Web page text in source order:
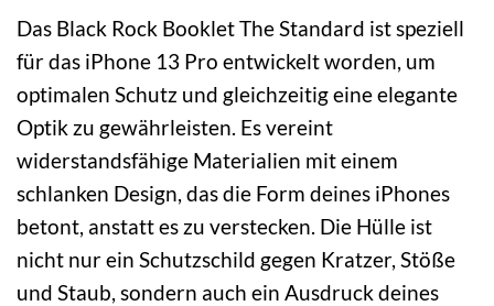
Das Black Rock Booklet The Standard ist speziell
für das iPhone 13 Pro entwickelt worden, um
optimalen Schutz und gleichzeitig eine elegante
Optik zu gewährleisten. Es vereint
widerstandsfähige Materialien mit einem
schlanken Design, das die Form deines iPhones
betont, anstatt es zu verstecken. Die Hülle ist
nicht nur ein Schutzschild gegen Kratzer, Stöße
und Staub, sondern auch ein Ausdruck deines